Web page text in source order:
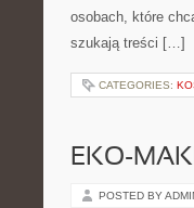
osobach, które
szukają treści […]
CATEGORIES:
EKO-
POSTED BY